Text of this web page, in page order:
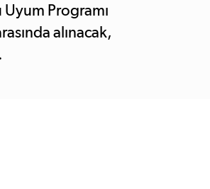
Programı
alınacak,